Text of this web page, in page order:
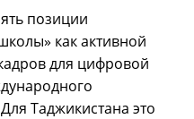
позиции
как активной
для цифровой
Таджикистана это